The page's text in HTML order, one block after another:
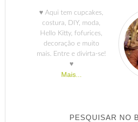
♥ Aqui tem cupcakes,
costura, DIY, moda,
Hello Kitty, fofurices,
decoração e muito
mais. Entre e divirta-se!
♥
Mais...
PESQUISAR NO